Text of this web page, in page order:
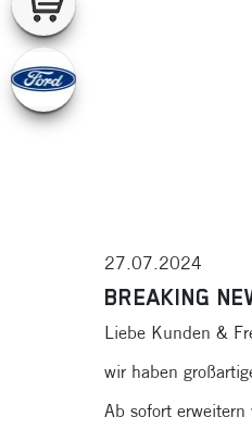
27.07.2024
BREAKING
Liebe Kunden &
wir haben
Ab sofort